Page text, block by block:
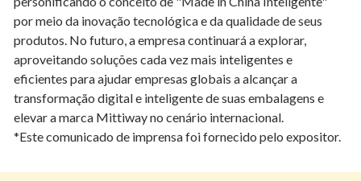
por meio da inovação tecnológica e da qualidade de seus
produtos. No futuro, a empresa continuará a explorar,
aproveitando soluções cada vez mais inteligentes e
eficientes para ajudar empresas globais a alcançar a
transformação digital e inteligente de suas embalagens e
elevar a marca Mittiway no cenário internacional.
*Este comunicado de imprensa foi fornecido pelo expositor.